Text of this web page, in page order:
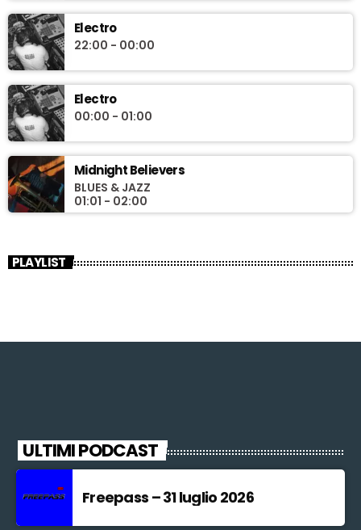
Electro
22:00 - 00:00
Electro
00:00 - 01:00
Midnight Believers
BLUES & JAZZ
01:01 - 02:00
PLAYLIST
ULTIMI PODCAST
Freepass – 31 luglio 2026